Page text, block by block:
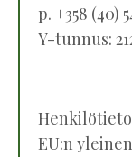
p. +358 (40)
Y-tunnus:
EU:n